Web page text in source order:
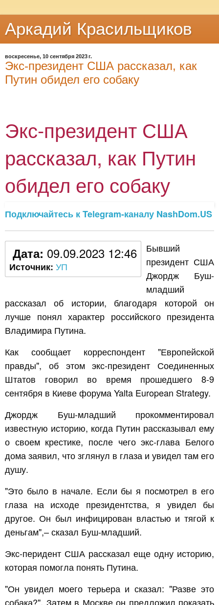
Аркадий Красильщиков
воскресенье, 10 сентября 2023 г.
Экс-президент США рассказал, как
Путин обидел его собаку
Экс-президент США
рассказал, как Путин
обидел его собаку
Подключайтесь к Telegram-каналу NashDom.US
Дата: 09.09.2023 12:46
Источник: УП
Бывший
президент США
Джордж Буш-
младший
рассказал об истории, благодаря которой он
лучше понял характер российского президента
Владимира Путина.
Как сообщает корреспондент "Европейской
правды", об этом экс-президент Соединенных
Штатов говорил во время прошедшего 8-9
сентября в Киеве форума Yalta European Strategy.
Джордж Буш-младший прокомментировал
известную историю, когда Путин рассказывал ему
о своем крестике, после чего экс-глава Белого
дома заявил, что зглянул в глаза и увидел там его
душу.
"Это было в начале. Если бы я посмотрел в его
глаза на исходе президентства, я увидел бы
другое. Он был инфицирован властью и тягой к
деньгам",– сказал Буш-младший.
Экс-перидент США рассказал еще одну историю,
которая помогла понять Путина.
"Он увидел моего терьера и сказал: "Разве это
собака?". Затем в Москве он предложил показать